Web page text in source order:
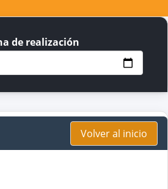
de realización
Volver al inicio